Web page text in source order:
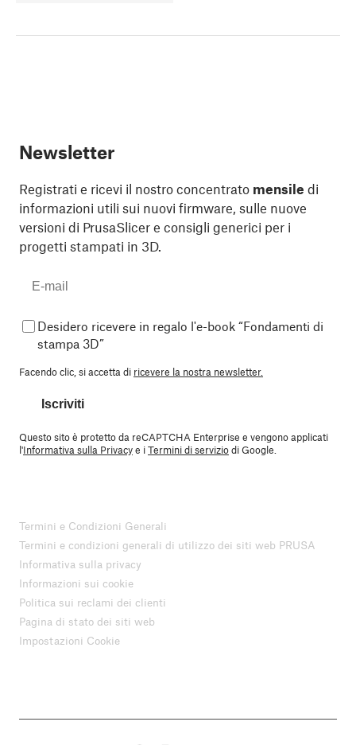
Newsletter
Registrati e ricevi il nostro concentrato mensile di
informazioni utili sui nuovi firmware, sulle nuove
versioni di PrusaSlicer e consigli generici per i
progetti stampati in 3D.
Desidero ricevere in regalo l'e-book “Fondamenti di
stampa 3D”
Facendo clic, si accetta di ricevere la nostra newsletter.
Iscriviti
Questo sito è protetto da reCAPTCHA Enterprise e vengono applicati
l'Informativa sulla Privacye iTermini di serviziodi Google.
Termini e Condizioni Generali
Termini e condizioni generali di utilizzo dei siti web PRUSA
Informativa sulla privacy
Informazioni sui cookie
Politica sui reclami dei clienti
Pagina di stato dei siti web
Impostazioni Cookie